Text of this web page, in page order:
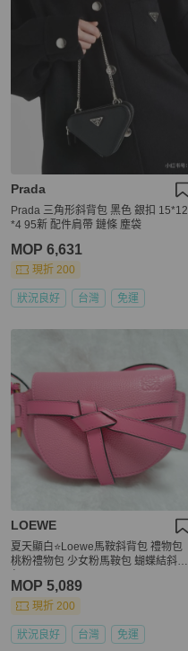
Prada
Prada 三角形斜背包 黑色 銀扣 15*12
*4 95新 配件肩帶 鏈條 塵袋
MOP 6,631
現折 200
狀況良好 台灣 免運
LOEWE
夏天顯白⭐️Loewe馬鞍斜背包 禮物包
桃粉禮物包 少女粉馬鞍包 蝴蝶結斜背
MOP 5,089
現折 200
狀況良好 台灣 免運